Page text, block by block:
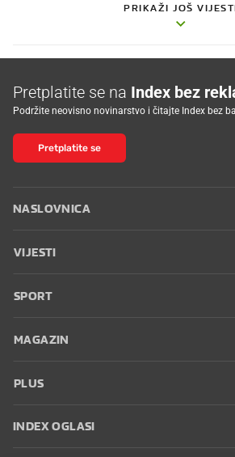
PRIKAŽI JOŠ
Pretplatite se na Index bez
Podržite neovisno novinarstvo i čitajte Index bez
Pretplatite se
NASLOVNICA
VIJESTI
SPORT
MAGAZIN
PLUS
INDEX OGLASI